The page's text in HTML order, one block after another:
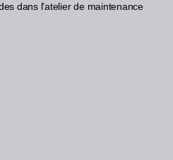
dans l’atelier de maintenance